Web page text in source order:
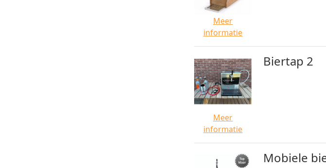
Meer
informatie
Meer
informatie
Biertap 2
Mobiele